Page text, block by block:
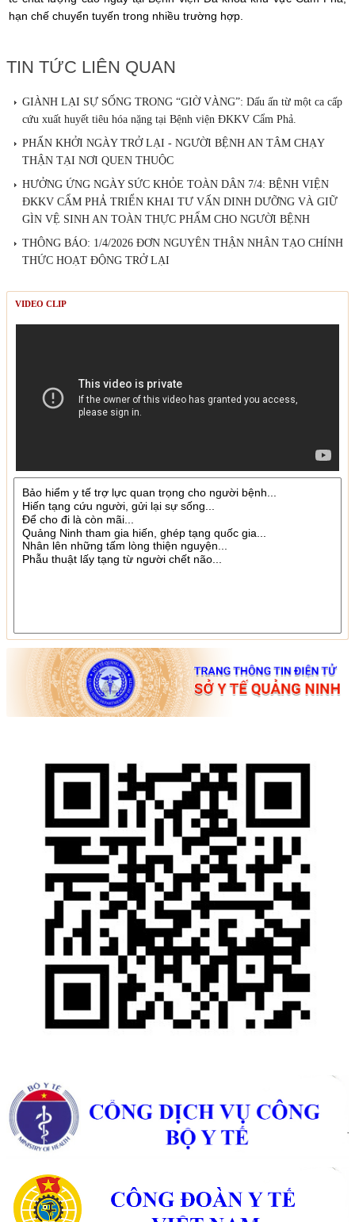
hạn chế chuyển tuyến trong nhiều trường hợp.
TIN TỨC LIÊN QUAN
GIÀNH LẠI SỰ SỐNG TRONG “GIỜ VÀNG”: Dấu ấn từ một ca cấp
cứu xuất huyết tiêu hóa nặng tại Bệnh viện ĐKKV Cẩm Phả.
PHẤN KHỞI NGÀY TRỞ LẠI - NGƯỜI BỆNH AN TÂM CHẠY
THẬN TẠI NƠI QUEN THUỘC
HƯỞNG ỨNG NGÀY SỨC KHỎE TOÀN DÂN 7/4: BỆNH VIỆN
ĐKKV CẨM PHẢ TRIỂN KHAI TƯ VẤN DINH DƯỠNG VÀ GIỮ
GÌN VỆ SINH AN TOÀN THỰC PHẨM CHO NGƯỜI BỆNH
THÔNG BÁO: 1/4/2026 ĐƠN NGUYÊN THẬN NHÂN TẠO CHÍNH
THỨC HOẠT ĐỘNG TRỞ LẠI
VIDEO CLIP